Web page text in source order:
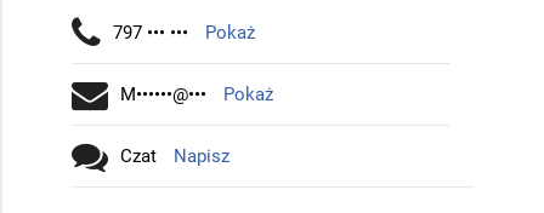
797 ••• ••• Pokaż
M••••••@••• Pokaż
Czat Napisz